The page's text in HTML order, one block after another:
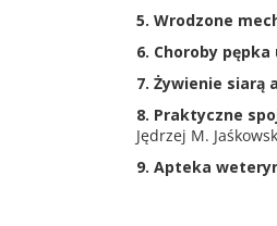
5. Wrodzone
6. Choroby
7. Żywienie siarą
8. Praktyczne
Jędrzej M.
9. Apteka